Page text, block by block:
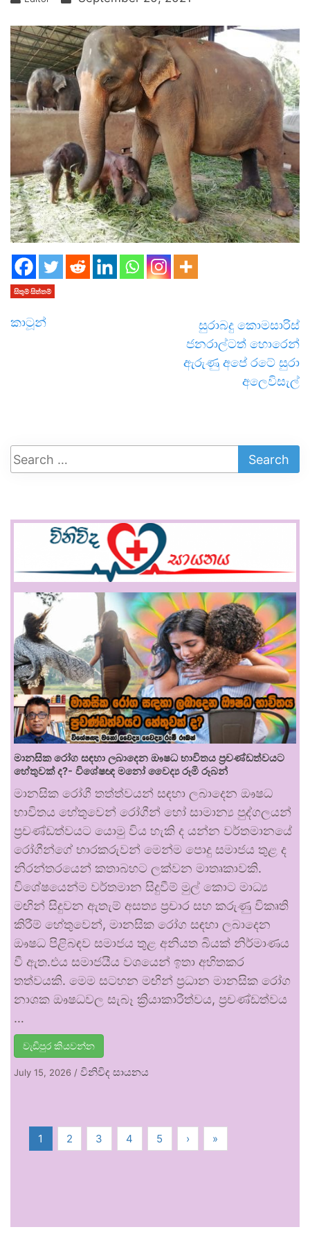
සිතුම් සිත්තම්
කාටූන්
සුරාබදු කොමසාරිස්
ජනරාල්ටත් හොරෙන්
ඇරුණු අපේ රටේ සුරා
අලෙවිසැල්
මානසික රෝග සඳහා ලබාදෙන ඖෂධ භාවිතය ප්‍රචණ්ඩත්වයට
හේතුවක් ද?- විශේෂඥ මනෝ වෛද්‍ය රූමි රූබන්
මානසික රෝගී තත්ත්වයන් සඳහා ලබාදෙන ඖෂධ
භාවිතය හේතුවෙන් රෝගීන් හෝ සාමාන්‍ය පුද්ගලයන්
ප්‍රචණ්ඩත්වයට යොමු විය හැකි ද යන්න වර්තමානයේ
රෝගීන්ගේ භාරකරුවන් මෙන්ම පොදු සමාජය තුළ ද
නිරන්තරයෙන් කතාබහට ලක්වන මාතෘකාවකි.
විශේෂයෙන්ම වර්තමාන සිදුවීම් මුල් කොට මාධ්‍ය
මඟින් සිදුවන ඇතැම් අසත්‍ය ප්‍රචාර සහ කරුණු විකෘති
කිරීම් හේතුවෙන්, මානසික රෝග සඳහා ලබාදෙන
ඖෂධ පිළිබඳව සමාජය තුළ අනියත බියක් නිර්මාණය
වී ඇත.එය සමාජයීය වශයෙන් ඉතා අහිතකර
තත්වයකි. මෙම සටහන මඟින් ප්‍රධාන මානසික රෝග
නාශක ඖෂධවල සැබෑ ක්‍රියාකාරීත්වය, ප්‍රචණ්ඩත්වය
…
වැඩිපුර කියවන්න
July 15, 2026 / විනිවිද සායනය
1 2 3 4 5 › »